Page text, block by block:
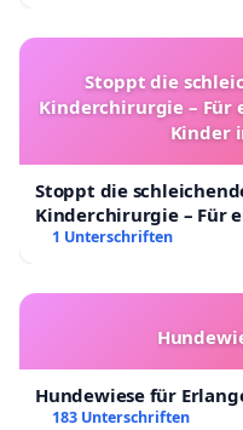
Stoppt die
Kinderchirurgie – Für
Kinder
Stoppt die
Kinderchirurgie – Für
Kinder in Deutschland
1 Unterschriften
Hundewiese für
183 Unterschriften